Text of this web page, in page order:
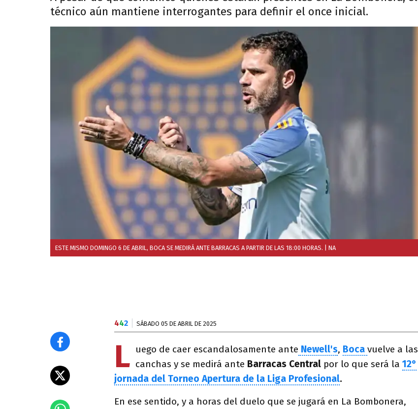
técnico aún mantiene interrogantes para definir el once inicial.
ESTE MISMO DOMINGO 6 DE ABRIL, BOCA SE MEDIRÁ ANTE BARRACAS A PARTIR DE LAS 18:00 HORAS. | NA
442 SÁBADO 05 DE ABRIL DE 2025
L uego de caer escandalosamente ante Newell's, Boca vuelve a las
canchas y se medirá ante Barracas Central por lo que será la 12°
jornada del Torneo Apertura de la Liga Profesional.
En ese sentido, y a horas del duelo que se jugará en La Bombonera,